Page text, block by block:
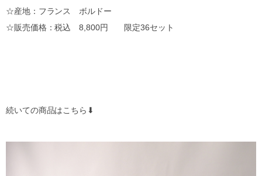
☆産地：フランス ボルドー
☆販売価格：税込 8,800円 限定36セット
続いての商品はこちら⬇︎